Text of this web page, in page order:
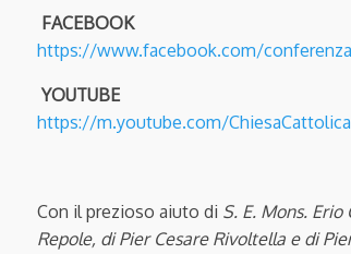
FACEBOOK
https://www.facebook.com/
YOUTUBE
https://m.youtube.com/
Con il prezioso aiuto di S. E. Mons. Erio
Repole, di Pier Cesare Rivoltella e di